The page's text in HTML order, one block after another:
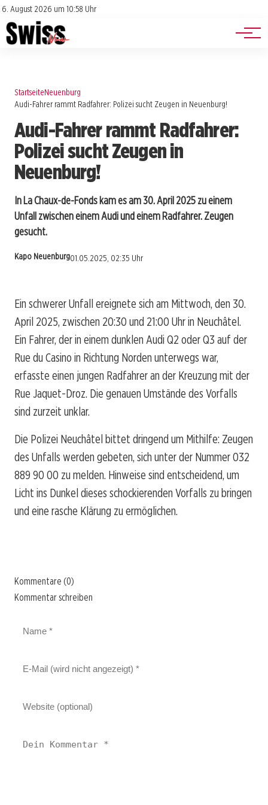
6. August 2026 um 10:58 Uhr
Impressum
Datenschutz
Jobs
Events
StartseiteNeuenburg
Audi-Fahrer rammt Radfahrer: Polizei sucht Zeugen in Neuenburg!
Audi-Fahrer rammt Radfahrer:
Polizei sucht Zeugen in
Neuenburg!
In La Chaux-de-Fonds kam es am 30. April 2025 zu einem
Unfall zwischen einem Audi und einem Radfahrer. Zeugen
gesucht.
Kapo Neuenburg01.05.2025, 02:35 Uhr
Ein schwerer Unfall ereignete sich am Mittwoch, den 30.
April 2025, zwischen 20:30 und 21:00 Uhr in Neuchâtel.
Ein Fahrer, der in einem dunklen Audi Q2 oder Q3 auf der
Rue du Casino in Richtung Norden unterwegs war,
erfasste einen jungen Radfahrer an der Kreuzung mit der
Rue Jaquet-Droz. Die genauen Umstände des Vorfalls
sind zurzeit unklar.
Die Polizei Neuchâtel bittet dringend um Mithilfe: Zeugen
des Unfalls werden gebeten, sich unter der Nummer 032
889 90 00 zu melden. Hinweise sind entscheidend, um
Licht ins Dunkel dieses schockierenden Vorfalls zu bringen
und eine rasche Klärung zu ermöglichen.
Kommentare (0)
Kommentar schreiben